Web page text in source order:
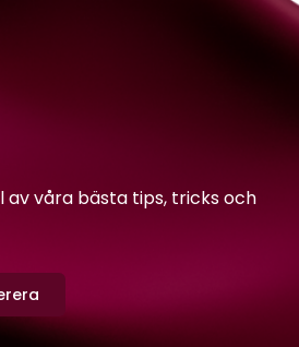
våra bästa tips, tricks och